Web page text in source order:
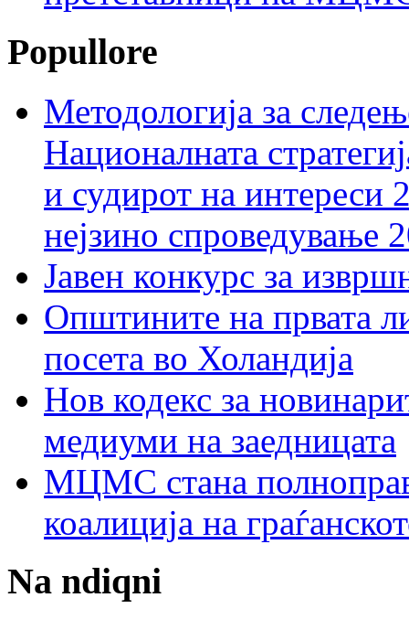
Popullore
Методологија за
Националната
и судирот на интереси
нејзино спроведување
Јавен конкурс за
Општините на првата
посета во Холандија
Нов кодекс за
медиуми на заедницата
МЦМС стана
коалиција на
Na ndiqni